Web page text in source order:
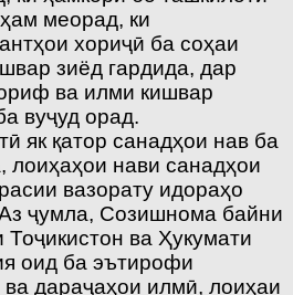
меорад, ки
хориҷӣ ба соҳаи
зиёд гардида, дар
ва илми кишвар
вуҷуд орад.
як қатор санадҳои нав ба
лоиҳаҳои нави санадҳои
вазорату идораҳо
ҷумла, Созишнома байни
ва Ҳукумати
оид ба эътирофи
дараҷаҳои илмӣ, лоиҳаи